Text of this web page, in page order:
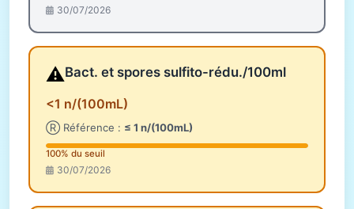
30/07/2026
⚠️Bact. et spores sulfito-rédu./100ml
<1 n/(100mL)
Ⓡ Référence : ≤ 1 n/(100mL)
100% du seuil
30/07/2026